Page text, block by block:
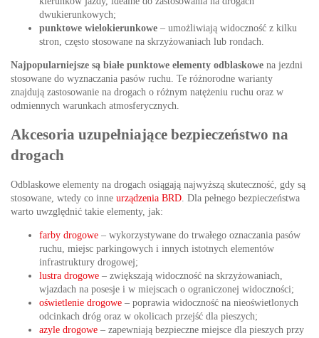
dwukierunkowych;
punktowe wielokierunkowe – umożliwiają widoczność z kilku
stron, często stosowane na skrzyżowaniach lub rondach.
Najpopularniejsze są białe punktowe elementy odblaskowe na jezdni
stosowane do wyznaczania pasów ruchu. Te różnorodne warianty
znajdują zastosowanie na drogach o różnym natężeniu ruchu oraz w
odmiennych warunkach atmosferycznych.
Akcesoria uzupełniające bezpieczeństwo na
drogach
Odblaskowe elementy na drogach osiągają najwyższą skuteczność, gdy są
stosowane, wtedy co inne urządzenia BRD. Dla pełnego bezpieczeństwa
warto uwzględnić takie elementy, jak:
farby drogowe – wykorzystywane do trwałego oznaczania pasów
ruchu, miejsc parkingowych i innych istotnych elementów
infrastruktury drogowej;
lustra drogowe – zwiększają widoczność na skrzyżowaniach,
wjazdach na posesje i w miejscach o ograniczonej widoczności;
oświetlenie drogowe – poprawia widoczność na nieoświetlonych
odcinkach dróg oraz w okolicach przejść dla pieszych;
azyle drogowe – zapewniają bezpieczne miejsce dla pieszych przy